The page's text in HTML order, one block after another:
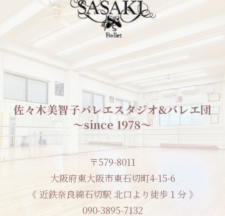
佐々木美智子バレエスタジオ&バレエ団
〜since 1978〜
〒579-8011
大阪府東大阪市東石切町4-15-6
《 近鉄奈良線石切駅 北口より徒歩１分 》
090-3895-7132